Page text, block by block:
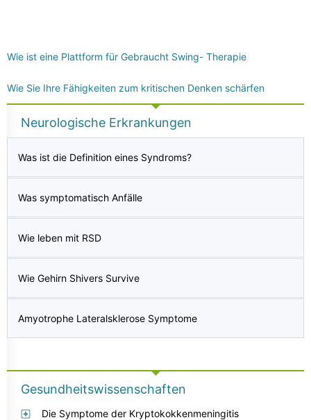
Wie ist eine Plattform für Gebraucht Swing- Therapie
Wie Sie Ihre Fähigkeiten zum kritischen Denken schärfen
Neurologische Erkrankungen
Was ist die Definition eines Syndroms?
Was symptomatisch Anfälle
Wie leben mit RSD
Wie Gehirn Shivers Survive
Amyotrophe Lateralsklerose Symptome
Gesundheitswissenschaften
Die Symptome der Kryptokokkenmeningitis